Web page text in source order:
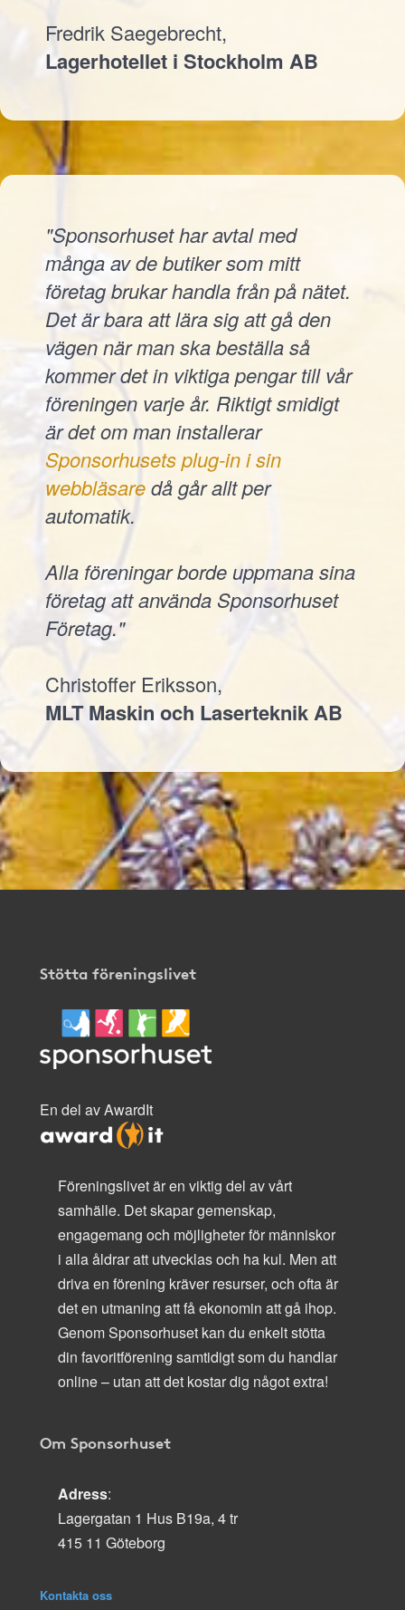
Fredrik Saegebrecht,
Lagerhotellet i Stockholm AB
"Sponsorhuset har avtal med
många av de butiker som mitt
företag brukar handla från på nätet.
Det är bara att lära sig att gå den
vägen när man ska beställa så
kommer det in viktiga pengar till vår
föreningen varje år. Riktigt smidigt
är det om man installerar
Sponsorhusets plug-in i sin
webbläsaredå går allt per
automatik.
Alla föreningar borde uppmana sina
företag att använda Sponsorhuset
Företag."
Christoffer Eriksson,
MLT Maskin och Laserteknik AB
Stötta föreningslivet
En del av AwardIt
Föreningslivet är en viktig del av vårt
samhälle. Det skapar gemenskap,
engagemang och möjligheter för människor
i alla åldrar att utvecklas och ha kul. Men att
driva en förening kräver resurser, och ofta är
det en utmaning att få ekonomin att gå ihop.
Genom Sponsorhuset kan du enkelt stötta
din favoritförening samtidigt som du handlar
online – utan att det kostar dig något extra!
Om Sponsorhuset
Adress:
Lagergatan 1 Hus B19a, 4 tr
415 11 Göteborg
Kontakta oss